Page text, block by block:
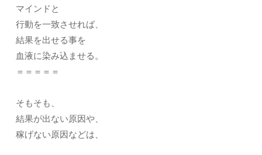
マインドと
行動を一致させれば、
結果を出せる事を
血液に染み込ませる。
＝＝＝＝＝
そもそも、
結果が出ない原因や、
稼げない原因などは、